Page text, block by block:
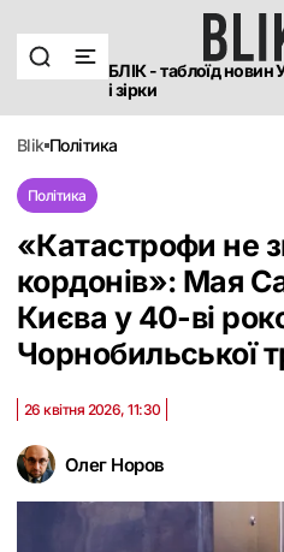
БЛІК - таблоїд новин
і зірки
blik політика
Політика
«Катастрофи не
кордонів»: Мая
Києва у 40-ві
Чорнобильської
Олег Норов
26 квітня 2026, 11:30